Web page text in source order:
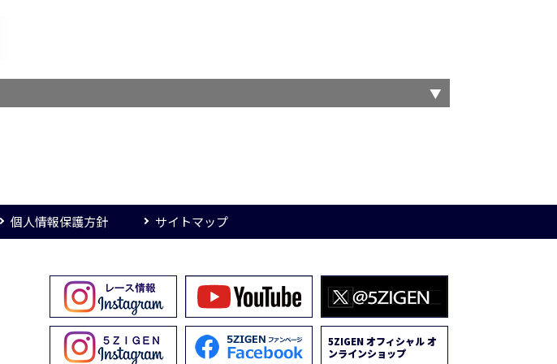
個人情報保護方針 サイトマップ
5ZIGEN オフィシャル オ
ンラインショップ